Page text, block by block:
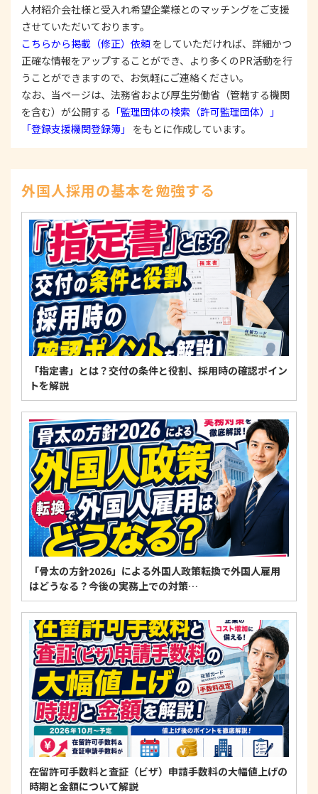
2. 安全対策の実施について
個人情報の正確性およびその利用の安全性を確保す
るため、情報セキュリティ対策を始めとする安全措
置を構築し、個人情報への不正アクセス、個人情報
の漏洩、滅失または毀損等の的確な防止とセキュリ
ティの是正に努めます。
3. 苦情および相談等に対する適正な対応について
本人からの苦情および相談があった場合には、適切
示、訂正、削除、または利用もしくは提供の停止等
を求められたときは、適法かつ遅滞なく応じます。
4. 法令・指針・規範の遵守について
適正な個人情報保護の実現のため、個人情報の取扱
いに関する法令、国が定める指針およびその他の規
範を遵守します。
個人情報に関するお問い合わせ窓口
〒125-0061東京都葛飾区亀有3-21-11 藍ビル202
TEL：0120-550-580
株式会社 アルフォース･ワン 個人情報保護担当
人材紹介会社様と受入れ希望企業様とのマッチングをご支援
させていただいております。
こちらから掲載（修正）依頼 をしていただければ、詳細かつ
正確な情報をアップすることができ、より多くのPR活動を行
うことができますので、お気軽にご連絡ください。
なお、当ページは、法務省および厚生労働省（管轄する機関
を含む）が公開する 「監理団体の検索（許可監理団体）」
「登録支援機関登録簿」
をもとに作成しています。
外国人採用の基本を勉強する
「指定書」とは？交付の条件と役割、採用時の確認ポイン
トを解説
「骨太の方針2026」による外国人政策転換で外国人雇用
はどうなる？今後の実務上での対策…
在留許可手数料と査証（ビザ）申請手数料の大幅値上げの
時期と金額について解説